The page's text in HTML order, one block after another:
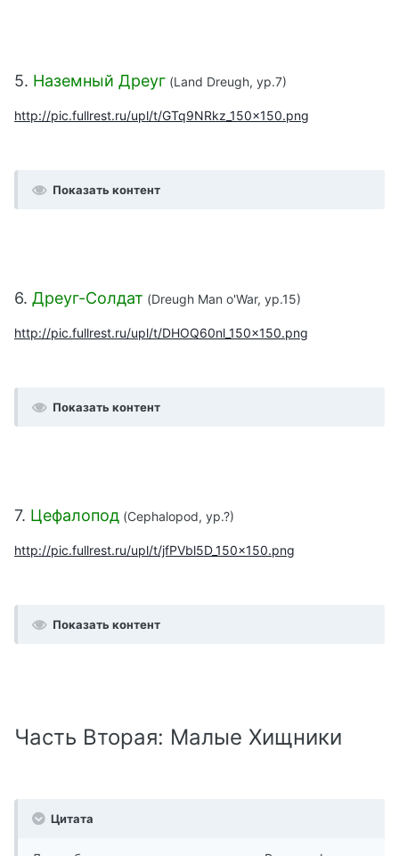
5. Наземный Дреуг (Land Dreugh, ур.7)
http://pic.fullrest.ru/upl/t/GTq9NRkz_150x150.png
Показать контент
6. Дреуг-Солдат (Dreugh Man o'War, ур.15)
http://pic.fullrest.ru/upl/t/DHOQ60nl_150x150.png
Показать контент
7. Цефалопод (Cephalopod, ур.?)
http://pic.fullrest.ru/upl/t/jfPVbl5D_150x150.png
Показать контент
Часть Вторая: Малые Хищники
Цитата